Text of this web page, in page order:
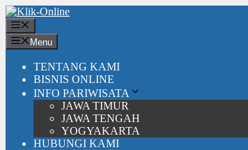
Langsung
ke
isi
Menu
TENTANG KAMI
BISNIS ONLINE
INFO PARIWISATA
JAWA TIMUR
JAWA TENGAH
YOGYAKARTA
HUBUNGI KAMI